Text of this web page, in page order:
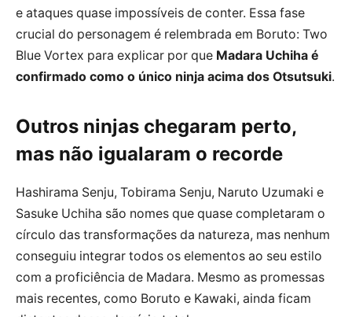
e ataques quase impossíveis de conter. Essa fase
crucial do personagem é relembrada em Boruto: Two
Blue Vortex para explicar por que Madara Uchiha é
confirmado como o único ninja acima dos Otsutsuki.
Outros ninjas chegaram perto,
mas não igualaram o recorde
Hashirama Senju, Tobirama Senju, Naruto Uzumaki e
Sasuke Uchiha são nomes que quase completaram o
círculo das transformações da natureza, mas nenhum
conseguiu integrar todos os elementos ao seu estilo
com a proficiência de Madara. Mesmo as promessas
mais recentes, como Boruto e Kawaki, ainda ficam